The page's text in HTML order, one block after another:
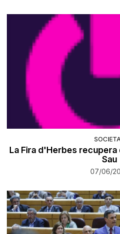
La Fira d'Herbes recupera
Sau
07/06/